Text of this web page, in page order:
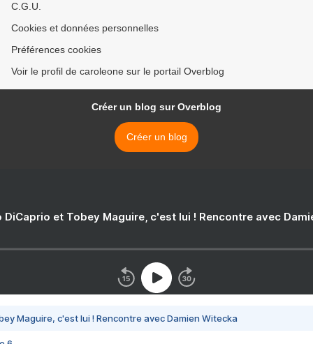
C.G.U.
Cookies et données personnelles
Préférences cookies
Voir le profil de caroleone sur le portail Overblog
Créer un blog sur Overblog
Créer un blog
DiCaprio et Tobey Maguire, c'est lui ! Rencontre avec
Maguire, c'est lui ! Rencontre avec Damien Witecka